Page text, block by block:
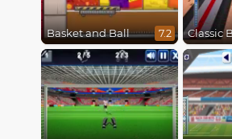
Basket and Ball 7.2 Classic